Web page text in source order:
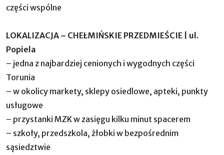
części wspólne
LOKALIZACJA – CHEŁMIŃSKIE PRZEDMIEŚCIE | ul.
Popiela
– jedna z najbardziej cenionych i wygodnych części
Torunia
– w okolicy markety, sklepy osiedlowe, apteki, punkty
usługowe
– przystanki MZK w zasięgu kilku minut spacerem
– szkoły, przedszkola, żłobki w bezpośrednim
sąsiedztwie